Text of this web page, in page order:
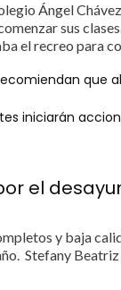
Ángel
sus
el recreo para
que
iniciarán
el
y baja
Stefany